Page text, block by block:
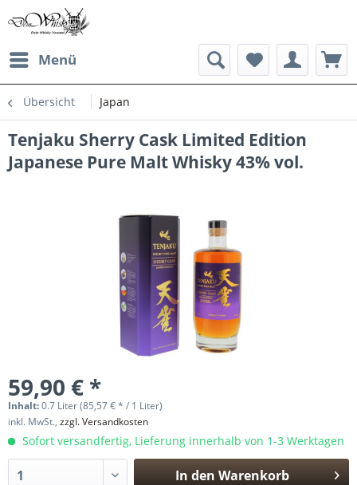
Menü
Übersicht Japan
Tenjaku Sherry Cask Limited Edition
Japanese Pure Malt Whisky 43% vol.
59,90 € *
Inhalt:0.7 Liter (85,57 € * / 1 Liter)
inkl. MwSt., zzgl. Versandkosten
Sofort versandfertig, Lieferung innerhalb von 1-3 Werktagen
In den Warenkorb